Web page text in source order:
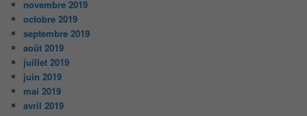
novembre 2019
octobre 2019
septembre 2019
août 2019
juillet 2019
juin 2019
mai 2019
avril 2019